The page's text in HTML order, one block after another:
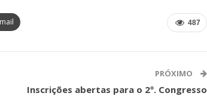
487
PRÓXIMO
Inscrições abertas para o 2º. Congresso